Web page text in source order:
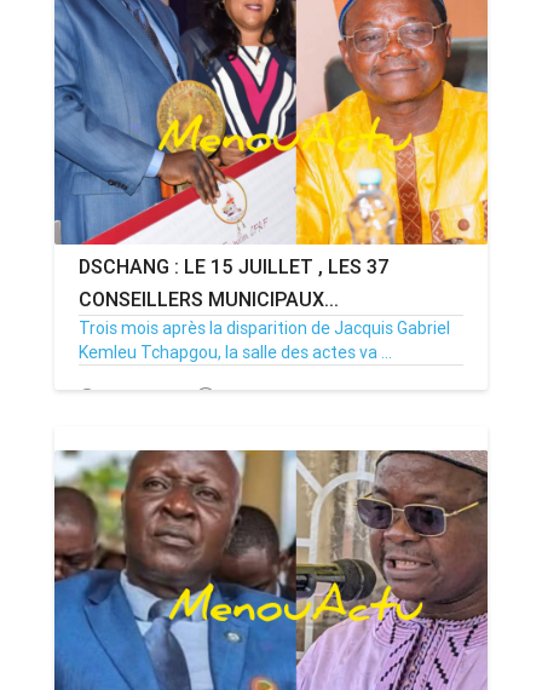
DSCHANG : LE 15 JUILLET , LES 37
CONSEILLERS MUNICIPAUX...
Trois mois après la disparition de Jacquis Gabriel
Kemleu Tchapgou, la salle des actes va ...
13/07/26 Par MenouActu 0